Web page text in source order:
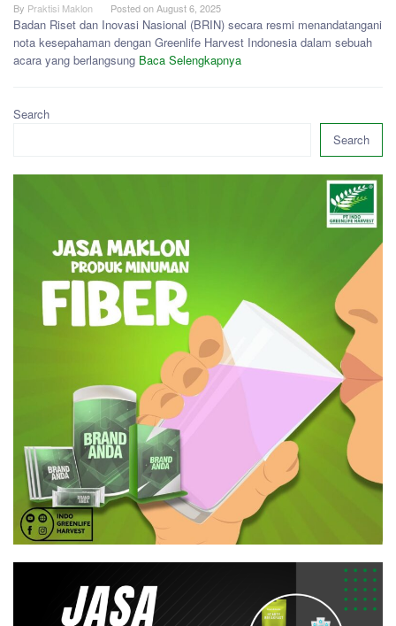
By Praktisi Maklon Posted onAugust 6, 2025
Badan Riset dan Inovasi Nasional (BRIN) secara resmi menandatangani
nota kesepahaman dengan Greenlife Harvest Indonesia dalam sebuah
acara yang berlangsung Baca Selengkapnya
Search
Search